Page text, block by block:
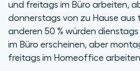
und freitags im Büro arbeiten,
donnerstags von zu Hause aus
anderen 50 % würden
im Büro erscheinen, aber
freitags im Homeoffice